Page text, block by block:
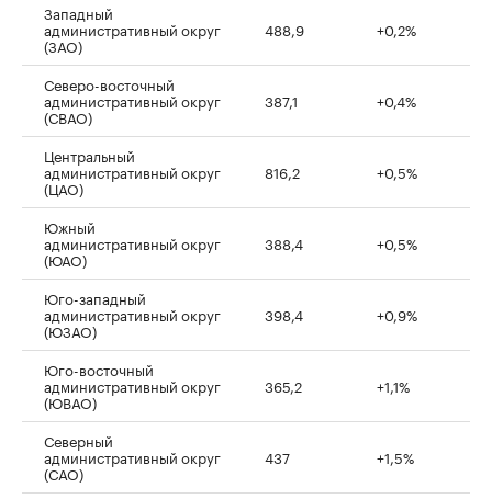
Западный
административный округ
(ЗАО)
488,9 +0,2%
Северо-восточный
административный округ
(СВАО)
387,1 +0,4%
Центральный
административный округ
(ЦАО)
816,2 +0,5%
Южный
административный округ
(ЮАО)
388,4 +0,5%
Юго-западный
административный округ
(ЮЗАО)
398,4 +0,9%
Юго-восточный
административный округ
(ЮВАО)
365,2 +1,1%
Северный
административный округ
(САО)
437 +1,5%